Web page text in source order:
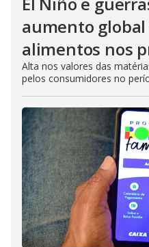
aumento global
alimentos nos
Alta nos valores das
pelos consumidores no